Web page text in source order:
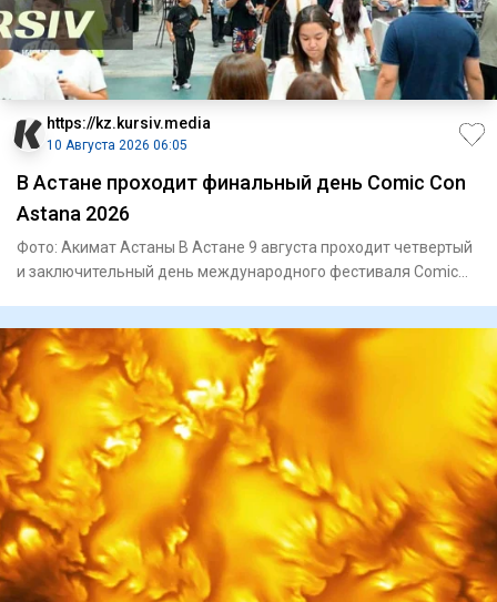
https://kz.kursiv.media
10 Августа 2026 06:05
В Астане проходит финальный день Comic Con
Astana 2026
Фото: Акимат Астаны В Астане 9 августа проходит четвертый
и заключительный день международного фестиваля Comic